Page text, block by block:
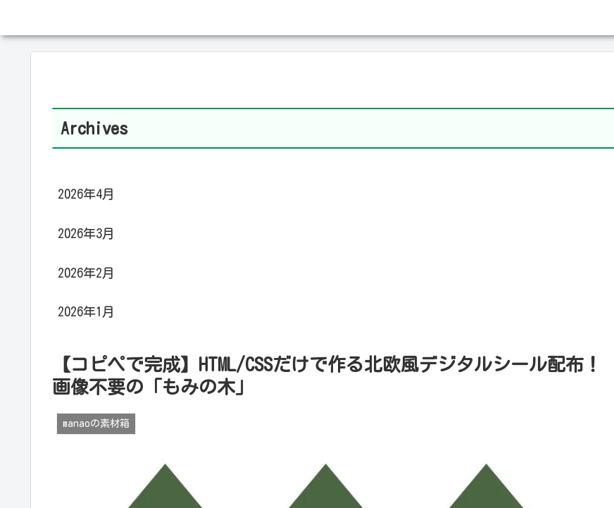
Archives
2026年4月
2026年3月
2026年2月
2026年1月
【コピペで完成】HTML/CSSだけで作る北欧風デジタルシール配布！
画像不要の「もみの木」
manaoの素材箱